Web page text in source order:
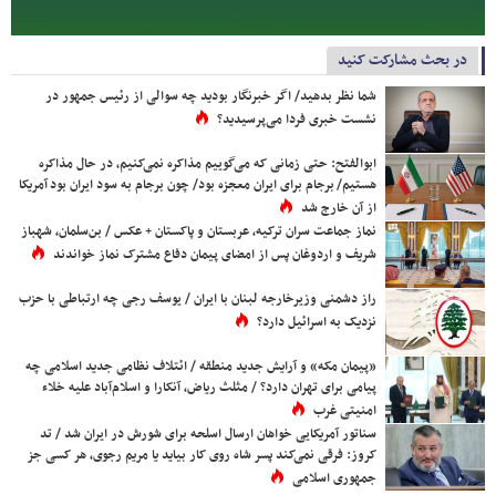
در بحث مشارکت کنید
شما نظر بدهید/ اگر خبرنگار بودید چه سوالی از رئیس جمهور در
نشست خبری فردا می‌پرسیدید؟
ابوالفتح: حتی زمانی که می‌گوییم مذاکره نمی‌کنیم، در حال مذاکره
هستیم/ برجام برای ایران معجزه بود/ چون برجام به سود ایران بود آمریکا
از آن خارج شد
نماز جماعت سران ترکیه، عربستان و پاکستان + عکس / بن‌سلمان، شهباز
شریف و اردوغان پس از امضای پیمان دفاع مشترک نماز خواندند
راز دشمنی وزیرخارجه لبنان با ایران / یوسف رجی چه ارتباطی با حزب
نزدیک به اسرائیل دارد؟
«پیمان مکه» و آرایش جدید منطقه / ائتلاف نظامی جدید اسلامی چه
پیامی برای تهران دارد؟ / مثلث ریاض، آنکارا و اسلام‌آباد علیه خلاء
امنیتی غرب
سناتور آمریکایی خواهان ارسال اسلحه برای شورش در ایران شد / تد
کروز: فرقی نمی‌کند پسر شاه روی کار بیاید یا مریم رجوی، هر کسی جز
جمهوری اسلامی